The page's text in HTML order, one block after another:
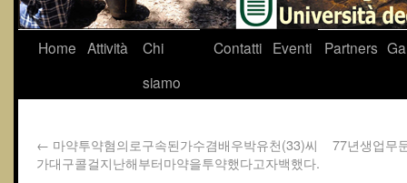
Home Attività
Chi
siamo
Contatti Eventi Partners
← 마약투약혐의로구속된가수겸배우박유천(33)씨
가대구콜걸지난해부터마약을투약했다고자백했다.
77년생업무